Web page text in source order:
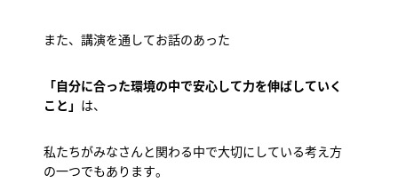
また、講演を通してお話のあった
「自分に合った環境の中で安心して力を伸ばしていく
こと」 は、
私たちがみなさんと関わる中で大切にしている考え方
の一つでもあります。